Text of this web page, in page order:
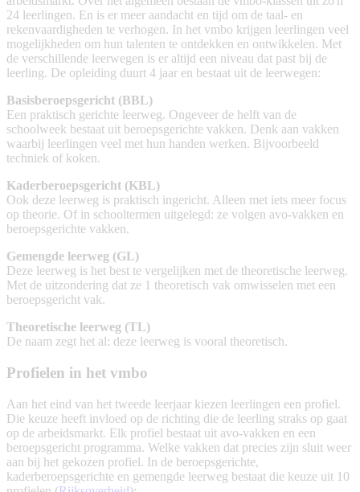
24 leerlingen. En is er meer aandacht en tijd om de taal- en
rekenvaardigheden te verhogen. In het vmbo krijgen leerlingen veel
mogelijkheden om hun talenten te ontdekken en ontwikkelen. Met
de verschillende leerwegen is er altijd een niveau dat past bij de
leerling. De opleiding duurt 4 jaar en bestaat uit de leerwegen:
Basisberoepsgericht (BBL)
Een praktisch gerichte leerweg. Ongeveer de helft van de
schoolweek bestaat uit beroepsgerichte vakken. Denk aan vakken
waarbij leerlingen veel met hun handen werken. Bijvoorbeeld
techniek of koken.
Kaderberoepsgericht (KBL)
Ook deze leerweg is praktisch ingericht. Alleen met iets meer focus
op theorie. Of in schooltermen uitgelegd: ze volgen avo-vakken en
beroepsgerichte vakken.
Gemengde leerweg (GL)
Deze leerweg is het best te vergelijken met de theoretische leerweg.
Met de uitzondering dat ze 1 theoretisch vak omwisselen met een
beroepsgericht vak.
Theoretische leerweg (TL)
De naam zegt het al: deze leerweg is vooral theoretisch.
Profielen in het vmbo
Aan het eind van het tweede leerjaar kiezen leerlingen een profiel.
Die keuze heeft invloed op de richting die de leerling straks op gaat
op de arbeidsmarkt. Elk profiel bestaat uit avo-vakken en een
beroepsgericht programma. Welke vakken dat precies zijn sluit weer
aan bij het gekozen profiel. In de beroepsgerichte,
kaderberoepsgerichte en gemengde leerweg bestaat die keuze uit 10